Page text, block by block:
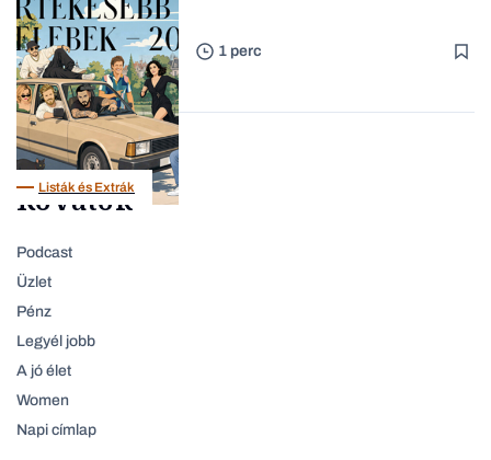
Támogatói tartalom
Listák és Extrák
1 perc
Rovatok
Podcast
Üzlet
Pénz
Legyél jobb
A jó élet
Women
Napi címlap